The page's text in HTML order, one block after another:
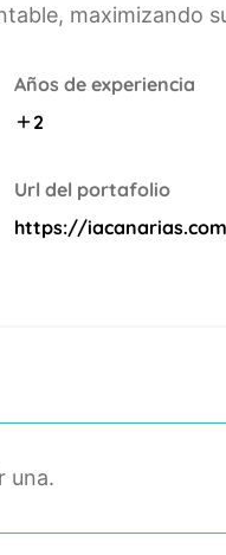
maximizando
Años de experiencia
2
Url del portafolio
https://
una.